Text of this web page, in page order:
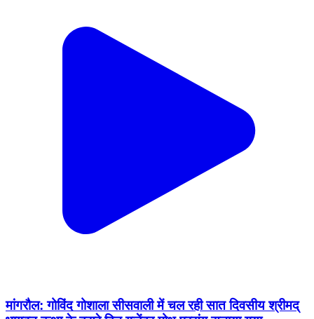
मांगरौल: गोविंद गोशाला सीसवाली में चल रही सात दिवसीय श्रीमद्